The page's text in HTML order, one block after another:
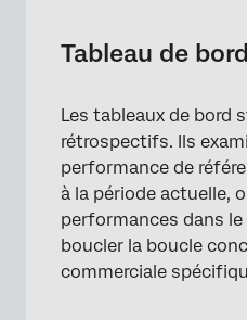
Tableau de
Les tableaux de bord
rétrospectifs. Ils
performance de
à la période actuelle,
performances dans
boucler la boucle
commerciale